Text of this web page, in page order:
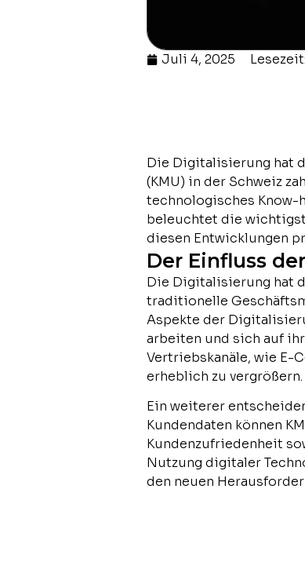
Juli 4, 2025
Die Digitalisierung hat
(KMU) in der Schweiz
technologisches Know-
beleuchtet die
diesen Entwicklungen
Der Einfluss
Die Digitalisierung hat
traditionelle
Aspekte der
arbeiten und sich auf
Vertriebskanäle, wie E-
erheblich zu vergrößern.
Ein weiterer
Kundendaten können
Kundenzufriedenheit
Nutzung digitaler
den neuen